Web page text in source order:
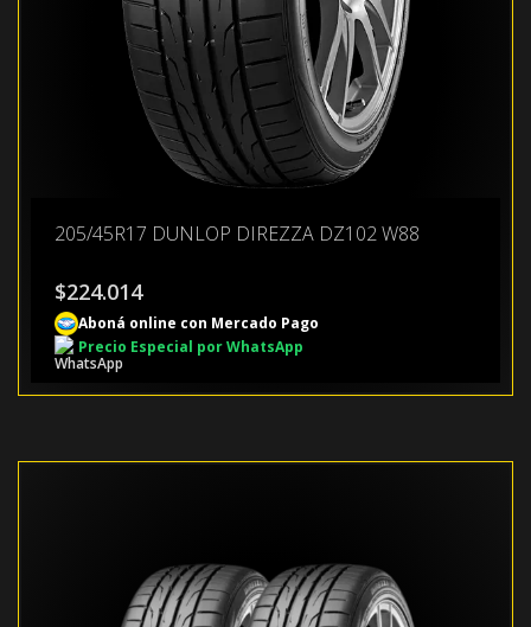
205/45R17 DUNLOP DIREZZA DZ102 W88
$224.014
Aboná online con Mercado Pago
Precio Especial por WhatsApp